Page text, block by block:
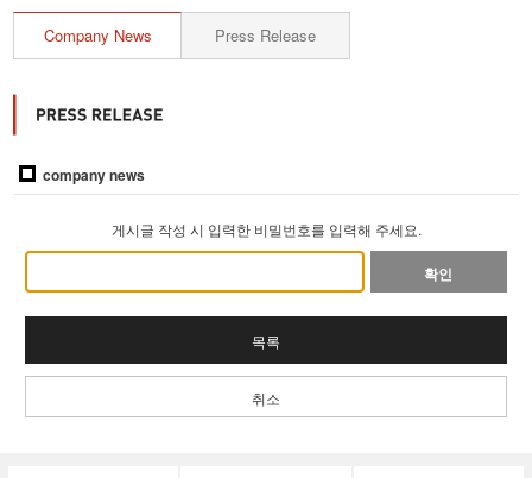
Company News Press Release
company news
게시글 작성 시 입력한 비밀번호를 입력해 주세요.
확인
목록
취소